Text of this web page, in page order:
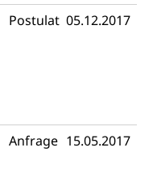
Postulat 05.12.2017
Anfrage 15.05.2017
Auto, Motorrad,
LU, OW, NW,